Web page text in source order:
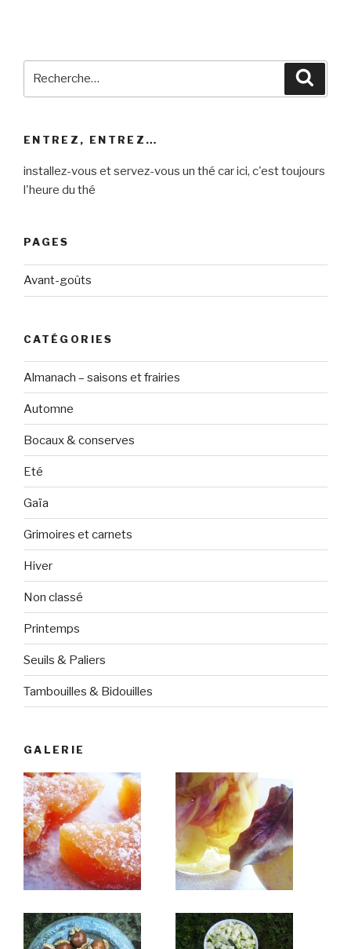
ENTREZ, ENTREZ…
installez-vous et servez-vous un thé car ici, c'est toujours
l'heure du thé
PAGES
Avant-goûts
CATÉGORIES
Almanach – saisons et frairies
Automne
Bocaux & conserves
Eté
Gaïa
Grimoires et carnets
Hiver
Non classé
Printemps
Seuils & Paliers
Tambouilles & Bidouilles
GALERIE